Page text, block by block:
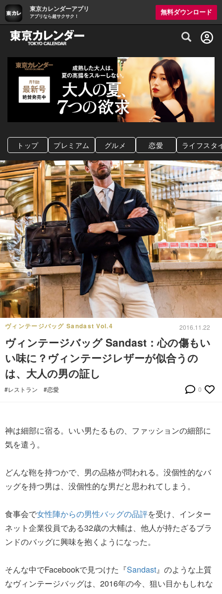
東京カレンダーアプリ
アプリなら超サクサク！
無料ダウンロード
グルメ情報・プレミアムレストラン予約
トップ プレミアム グルメ 恋愛 ライフスタ
ヴィンテージバッグ Sandast Vol.4 2016.11.22
ヴィンテージバッグ Sandast：心の傷もい
い味に？ヴィンテージレザーが似合うの
は、大人の男の証し
#レストラン #恋愛 0
神は細部に宿る。いい男たるもの、ファッションの細部に
気を遣う。
どんな鞄を持つかで、男の品格が問われる。没個性的なバ
ッグを持つ男は、没個性的な男だと思われてしまう。
食事会で女性陣からの男性バッグの品評を受け、インター
ネット企業役員である32歳の大輔は、他人が持たざるブラ
ンドのバッグに興味を抱くようになった。
そんな中でFacebookで見つけた『Sandast』のような上質
なヴィンテージバッグは、2016年の今、狙い目かもしれな